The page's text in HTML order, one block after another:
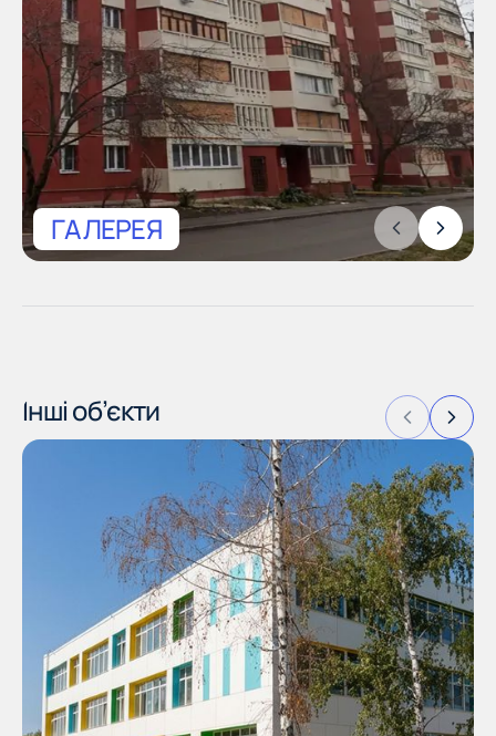
ГАЛЕРЕЯ
Інші об’єкти
Офіс
61002, м. Харків,
вул. Маршала Бажанова,
21/23, оф. 8